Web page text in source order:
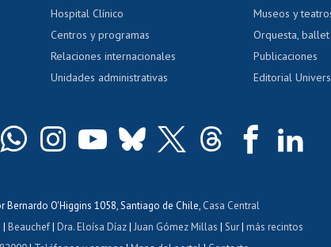
Acoso
Hospital Clínico
Centros y programas
Relaciones internacionales
Unidades administrativas
Museos y
Orquesta,
Publicaciones
Editorial
Bernardo O'Higgins 1058, Santiago de Chile, Casa Central
| Beauchef| Dra. Eloísa Díaz| Juan Gómez Millas | Sur| más recintos